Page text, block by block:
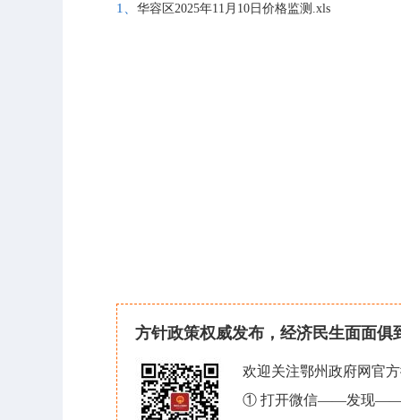
1、 华容区2025年11月10日价格监测.xls
方针政策权威发布，经济民生面面俱
欢迎关注鄂州政府网官
① 打开微信——发现——